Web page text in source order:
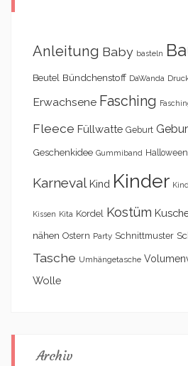
Anleitung Baby basteln
Beutel Bündchenstoff DaWanda
Erwachsene Fasching
Fleece Füllwatte Geburt
Geschenkidee Gummiband Halloween
Karneval Kind Kinder
Kissen Kita Kordel Kostüm
nähen Ostern Party Schnittmuster
Tasche Umhängetasche
Wolle
Archiv